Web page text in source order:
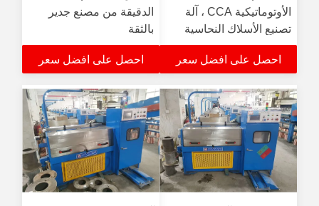
الأوتوماتيكية CCA ، آلة
تصنيع الأسلاك النحاسية
ذات نوعية جيدة
احصل على افضل سعر
الدقيقة من مصنع جدير
بالثقة
احصل على افضل سعر